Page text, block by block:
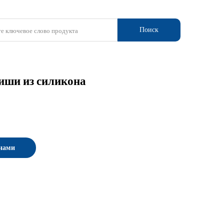
Поиск
из силикона